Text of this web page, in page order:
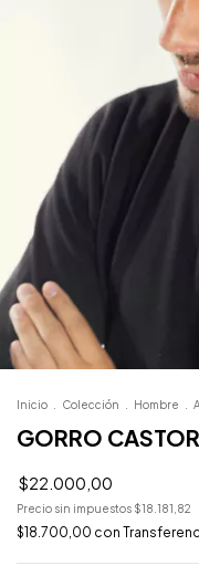
Inicio Colección Hombre
GORRO
$22.000,00
Precio sin impuestos $18.181,82
$18.700,00 con